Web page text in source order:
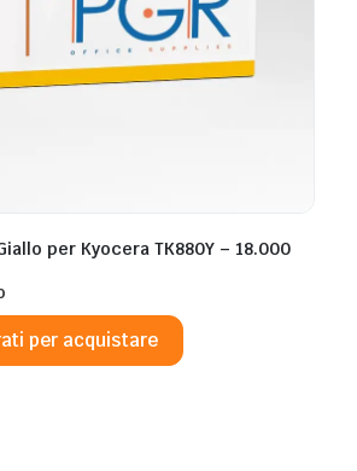
per Kyocera TK880Y – 18.000
per acquistare